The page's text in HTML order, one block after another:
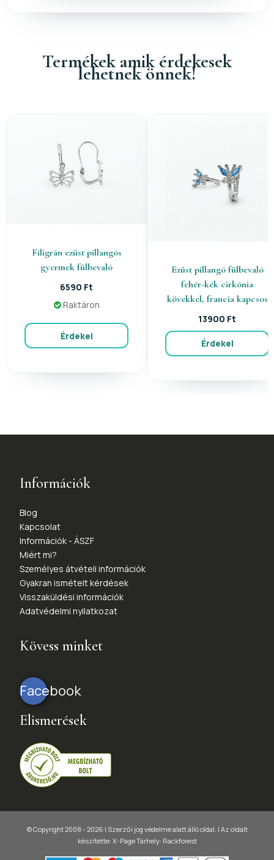
Termékek amik érdekesek
lehetnek önnek!
Filigrán ezüst pillangós
gyermek fülbevaló
6590 Ft
Raktáron
Érdekel
Ezüst pillangó fülbevaló
fehér-kék cirkónia
kövekkel, francia kapcsos
13900 Ft
Érdekel
Információk
Blog
Kapcsolat
Információk - ÁSZF
Miért mi?
Személyes átvételi információk
Gyakran ismételt kérdések
Visszaküldési információk
Adatvédelmi nyilatkozat
Kövess minket
Facebook
Elismerések
© Copyright 2008 - 2026 | Szerzői jog védelme alatt álló oldal. | Az oldalt
készítette: X-PageTárhely: Rackforest